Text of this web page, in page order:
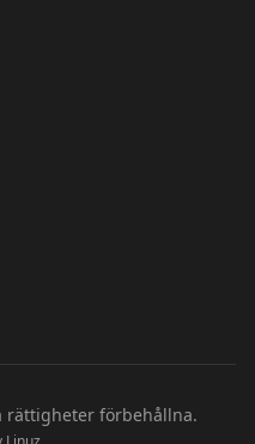
rättigheter förbehållna.